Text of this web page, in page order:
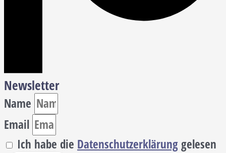
Newsletter
Name
Email
Ich habe die Datenschutzerklärung gelesen